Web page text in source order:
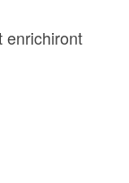
enrichiront